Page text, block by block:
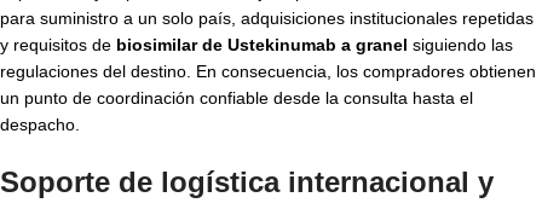
para suministro a un solo país, adquisiciones institucionales repetidas
y requisitos de biosimilar de Ustekinumab a granel siguiendo las
regulaciones del destino. En consecuencia, los compradores obtienen
un punto de coordinación confiable desde la consulta hasta el
despacho.
Soporte de logística internacional y